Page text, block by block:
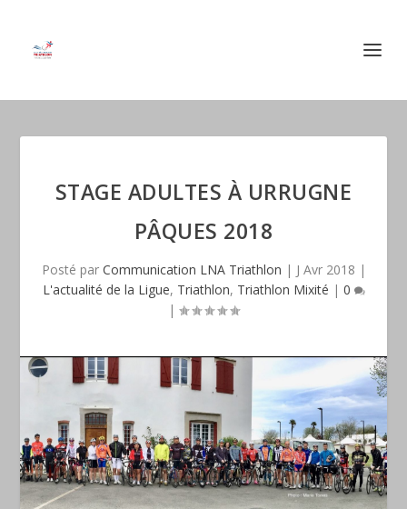
STAGE ADULTES À URRUGNE
PÂQUES 2018
Posté par Communication LNA Triathlon | J Avr 2018 |
L'actualité de la Ligue, Triathlon, Triathlon Mixité | 0
|